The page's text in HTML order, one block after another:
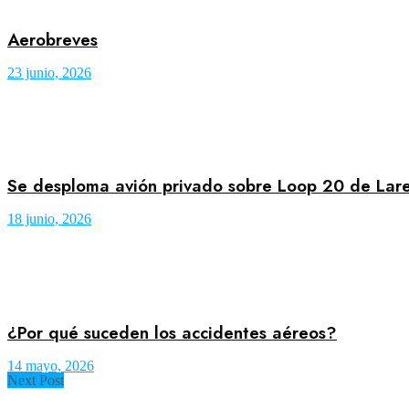
Aerobreves
23 junio, 2026
Se desploma avión privado sobre Loop 20 de
18 junio, 2026
¿Por qué suceden los accidentes aéreos?
14 mayo, 2026
Next Post